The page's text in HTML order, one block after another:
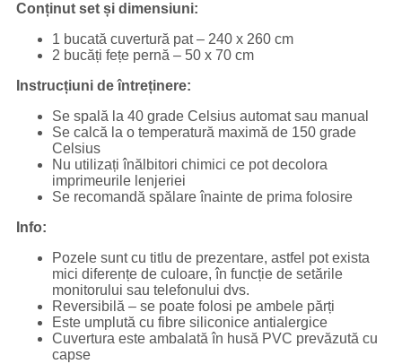
Conținut set și dimensiuni:
1 bucată cuvertură pat – 240 x 260 cm
2 bucăți fețe pernă – 50 x 70 cm
Instrucțiuni de întreținere:
Se spală la 40 grade Celsius automat sau manual
Se calcă la o temperatură maximă de 150 grade
Celsius
Nu utilizați înălbitori chimici ce pot decolora
imprimeurile lenjeriei
Se recomandă spălare înainte de prima folosire
Info:
Pozele sunt cu titlu de prezentare, astfel pot exista
mici diferențe de culoare, în funcție de setările
monitorului sau telefonului dvs.
Reversibilă – se poate folosi pe ambele părți
Este umplută cu fibre siliconice antialergice
Cuvertura este ambalată în husă PVC prevăzută cu
capse